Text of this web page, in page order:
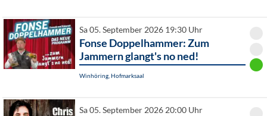
Sa 05. September 2026 19:30 Uhr
Fonse Doppelhammer: Zum
Jammern glangt's no ned!
Winhöring, Hofmarksaal
Sa 05. September 2026 20:00 Uhr